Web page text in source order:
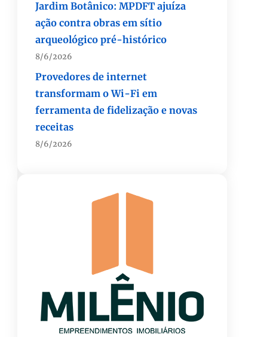
arqueológico pré-histórico
8/6/2026
Provedores de internet
transformam o Wi-Fi em
ferramenta de fidelização e novas
receitas
8/6/2026
Autoridades celebram legado de
Augusto Nardes em jantar em
Unidade oferece atendimento
Planaltina terá reforço de ônibus
para a 6ª Feira Nacional da Uva e do
Vinho